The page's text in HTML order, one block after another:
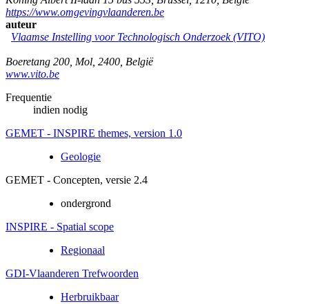
https://www.omgevingvlaanderen.be
auteur
Vlaamse Instelling voor Technologisch Onderzoek (VITO)
Boeretang 200 Mol 2400 België
www.vito.be
Frequentie
indien nodig
GEMET - INSPIRE themes, version 1.0
Geologie
GEMET - Concepten, versie 2.4
ondergrond
INSPIRE - Spatial scope
Regionaal
GDI-Vlaanderen Trefwoorden
Herbruikbaar